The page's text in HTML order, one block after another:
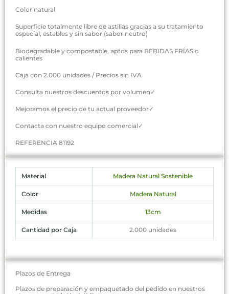
Color natural
Superficie totalmente libre de astillas gracias a su tratamiento
especial, estables y sin sabor (sabor neutro)
Biodegradable y compostable, aptos para BEBIDAS FRÍAS o
calientes
Caja con 2.000 unidades / Precios sin IVA
Consulta nuestros descuentos por volumen✓
Mejoramos el precio de tu actual proveedor✓
Contacta con nuestro equipo comercial✓
REFERENCIA 81192
Material Madera Natural Sostenible
Color Madera Natural
Medidas 13cm
Cantidad por Caja 2.000 unidades
Plazos de Entrega
Plazos de preparación y empaquetado del pedido en nuestros